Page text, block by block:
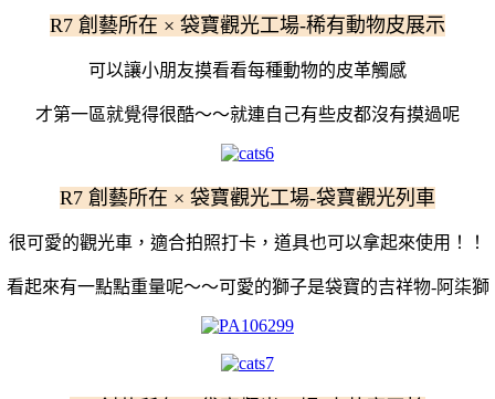
R7 創藝所在 × 袋寶觀光工場-稀有動物皮展示
可以讓小朋友摸看看每種動物的皮革觸感
才第一區就覺得很酷～～就連自己有些皮都沒有摸過呢
R7 創藝所在 × 袋寶觀光工場-袋寶觀光列車
很可愛的觀光車，適合拍照打卡，道具也可以拿起來使用！！
看起來有一點點重量呢～～可愛的獅子是袋寶的吉祥物-阿柒獅